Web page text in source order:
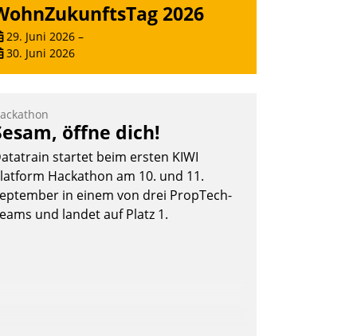
2026
29. Juni 2026 –
30. Juni 2026
öffne dich!
startet beim ersten KIWI
Hackathon am 10. und 11.
in einem von drei PropTech-
und landet auf Platz 1.